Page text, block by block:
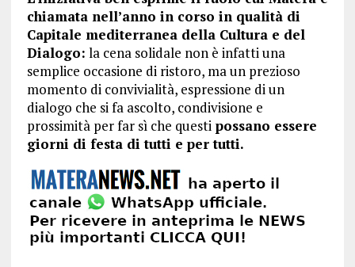
chiamata nell’anno in corso in qualità di
Capitale mediterranea della Cultura e del
Dialogo: la cena solidale non è infatti una
semplice occasione di ristoro, ma un prezioso
momento di convivialità, espressione di un
dialogo che si fa ascolto, condivisione e
prossimità per far sì che questipossano essere
giorni di festa di tutti e per tutti.